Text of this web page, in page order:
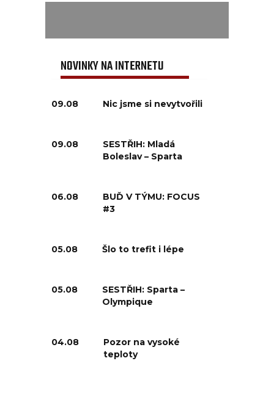
NOVINKY NA INTERNETU
09.08 Nic jsme si nevytvořili
09.08
SESTŘIH: Mladá
Boleslav – Sparta
06.08
BUĎ V TÝMU: FOCUS
#3
05.08 Šlo to trefit i lépe
05.08
SESTŘIH: Sparta –
Olympique
04.08
Pozor na vysoké
teploty